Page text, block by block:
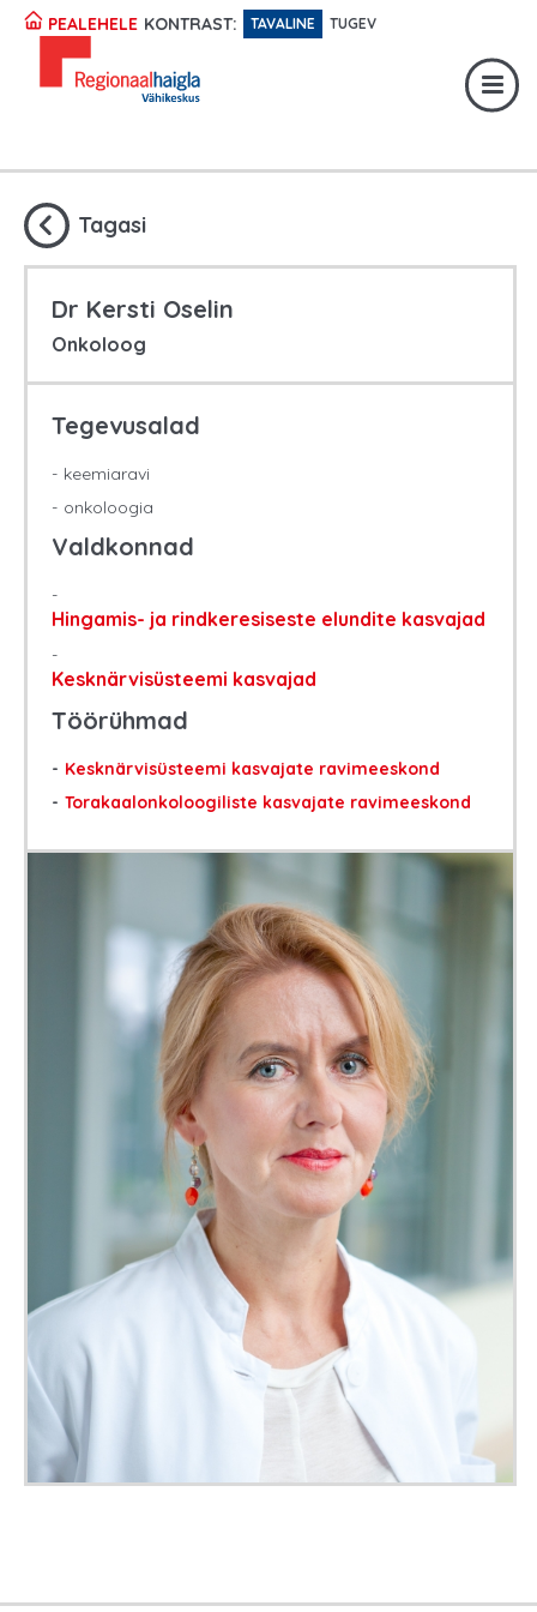
PEALEHELE KONTRAST: TAVALINE TUGEV
617 1049
Erakorraline abi:
Tagasi
Dr Kersti Oselin
Onkoloog
Tegevusalad
keemiaravi
onkoloogia
Valdkonnad
Hingamis- ja rindkeresiseste elundite kasvajad
Kesknärvisüsteemi kasvajad
Töörühmad
Kesknärvisüsteemi kasvajate ravimeeskond
Torakaalonkoloogiliste kasvajate ravimeeskond